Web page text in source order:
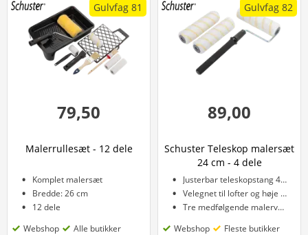
Gulvfag 81
79,50
Malerrullesæt - 12 dele
Komplet malersæt
Bredde: 26 cm
12 dele
Webshop
Alle butikker
Gulvfag 82
89,00
Schuster Teleskop malersæt
24 cm - 4 dele
Justerbar teleskopstang 47–94 cm
Velegnet til lofter og høje vægge
Tre medfølgende malervalser
Webshop
Fleste butikker